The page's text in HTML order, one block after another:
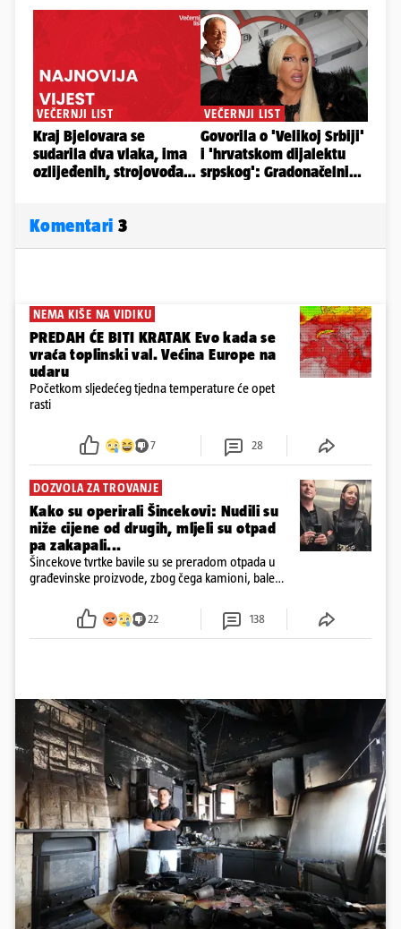
Komentari 3
NEMA KIŠE NA VIDIKU
PREDAH ĆE BITI KRATAK Evo kada se
vraća toplinski val. Većina Europe na
udaru
Početkom sljedećeg tjedna temperature će opet
rasti
7 28
DOZVOLA ZA TROVANJE
Kako su operirali Šincekovi: Nudili su
niže cijene od drugih, mljeli su otpad
pa zakapali...
Šincekove tvrtke bavile su se preradom otpada u
građevinske proizvode, zbog čega kamioni, bale
22 138